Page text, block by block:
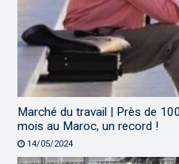
Marché du travail | Près de
mois au Maroc, un record !
14/05/2024